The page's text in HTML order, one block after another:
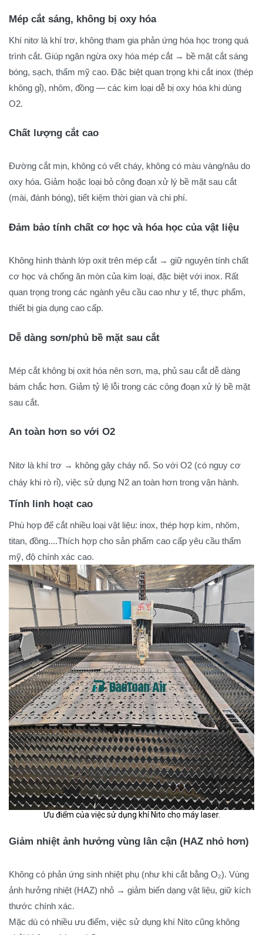
Mép cắt sáng, không bị oxy hóa
Khí nitơ là khí trơ, không tham gia phản ứng hóa học trong quá
trình cắt. Giúp ngăn ngừa oxy hóa mép cắt → bề mặt cắt sáng
bóng, sạch, thẩm mỹ cao. Đặc biệt quan trọng khi cắt inox (thép
không gỉ), nhôm, đồng — các kim loại dễ bị oxy hóa khi dùng
O2.
Chất lượng cắt cao
Đường cắt mịn, không có vết cháy, không có màu vàng/nâu do
oxy hóa. Giảm hoặc loại bỏ công đoạn xử lý bề mặt sau cắt
(mài, đánh bóng), tiết kiệm thời gian và chi phí.
Đảm bảo tính chất cơ học và hóa học của vật liệu
Không hình thành lớp oxit trên mép cắt → giữ nguyên tính chất
cơ học và chống ăn mòn của kim loại, đặc biệt với inox. Rất
quan trọng trong các ngành yêu cầu cao như y tế, thực phẩm,
thiết bị gia dụng cao cấp.
Dễ dàng sơn/phủ bề mặt sau cắt
Mép cắt không bị oxit hóa nên sơn, mạ, phủ sau cắt dễ dàng
bám chắc hơn. Giảm tỷ lệ lỗi trong các công đoạn xử lý bề mặt
sau cắt.
An toàn hơn so với O2
Nitơ là khí trơ → không gây cháy nổ. So với O2 (có nguy cơ
cháy khi rò rỉ), việc sử dụng N2 an toàn hơn trong vận hành.
Tính linh hoạt cao
Phù hợp để cắt nhiều loại vật liệu: inox, thép hợp kim, nhôm,
titan, đồng....Thích hợp cho sản phẩm cao cấp yêu cầu thẩm
mỹ, độ chính xác cao.
Ưu điểm của việc sử dụng khí Nito cho máy laser.
Giảm nhiệt ảnh hưởng vùng lân cận (HAZ nhỏ hơn)
Không có phản ứng sinh nhiệt phụ (như khi cắt bằng O₂). Vùng
ảnh hưởng nhiệt (HAZ) nhỏ → giảm biến dạng vật liệu, giữ kích
thước chính xác.
Mặc dù có nhiều ưu điểm, việc sử dụng khí Nito cũng không